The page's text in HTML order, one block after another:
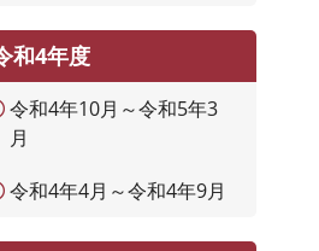
和4年度
令和4年10月～令和5年3
月
令和4年4月～令和4年9月